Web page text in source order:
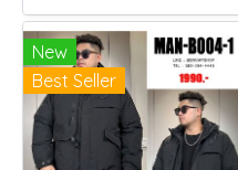
New
Best Seller